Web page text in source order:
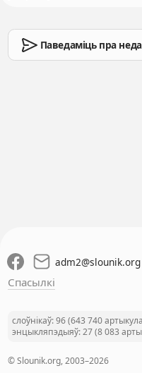
Паведаміць пра
adm2@slounik.org
Спасылкі
слоўнікаў: 96 (643 740
энцыкляпэдыяў: 27 (8 083
© Slounik.org, 2003–2026